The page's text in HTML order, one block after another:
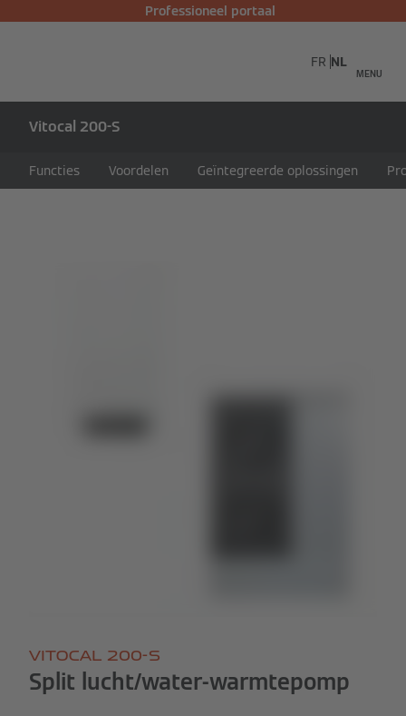
Professioneel portaal
MENU
FR NL
Vitocal 200-S
Functies Voordelen Geïntegreerde oplossingen
VITOCAL 200-S
Split lucht/water-warmtepomp